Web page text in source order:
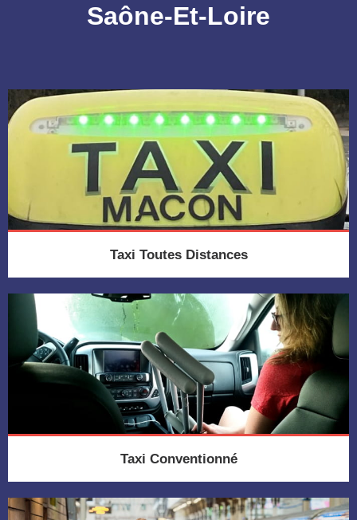
Saône-Et-Loire
Taxi Toutes Distances
Taxi Conventionné